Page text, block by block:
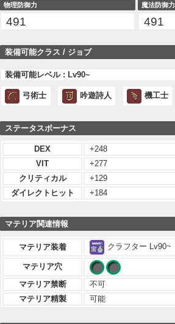
物理防御力
491
魔法防御力
491
装備可能クラス / ジョブ
装備可能レベル : Lv90~
弓術士 吟遊詩人 機工士
ステータスボーナス
DEX
+248
VIT
+277
クリティカル
+129
ダイレクトヒット
+184
マテリア関連情報
マテリア装着 クラフター Lv90~
マテリア穴
マテリア禁断
不可
マテリア精製
可能